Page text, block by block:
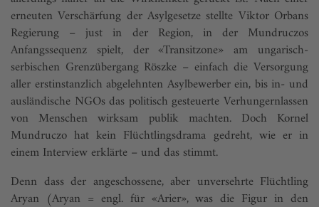
erneuten Verschärfung der Asylgesetze stellte Viktor Orbans
Regierung – just in der Region, in der Mundruc­zos
Anfangssequenz spielt, der «Transitzone» am ungarisch-
serbischen Grenzübergang Röszke – einfach die Versorgung
aller erstinstanzlich abgelehnten Asylbewerber ein, bis in- und
ausländische NGOs das politisch gesteuerte Verhungernlassen
von Menschen wirksam publik machten. Doch Kornel
Mundruczo hat kein Flüchtlingsdrama gedreht, wie er in
einem Interview erklärte – und das stimmt.
Denn dass der angeschossene, aber unversehrte Flüchtling
Aryan (Aryan = engl. für «Arier», was die Figur in den